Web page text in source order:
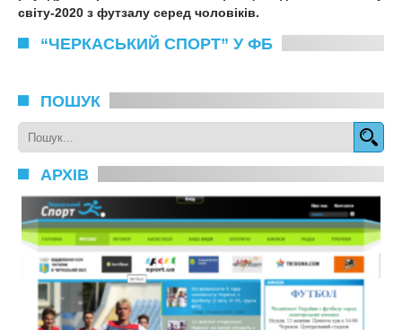
світу-2020 з футзалу серед чоловіків.
“ЧЕРКАСЬКИЙ СПОРТ” У ФБ
ПОШУК
АРХІВ